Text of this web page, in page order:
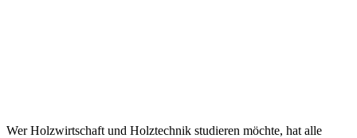
Wer Holzwirtschaft und Holztechnik studieren möchte, hat alle